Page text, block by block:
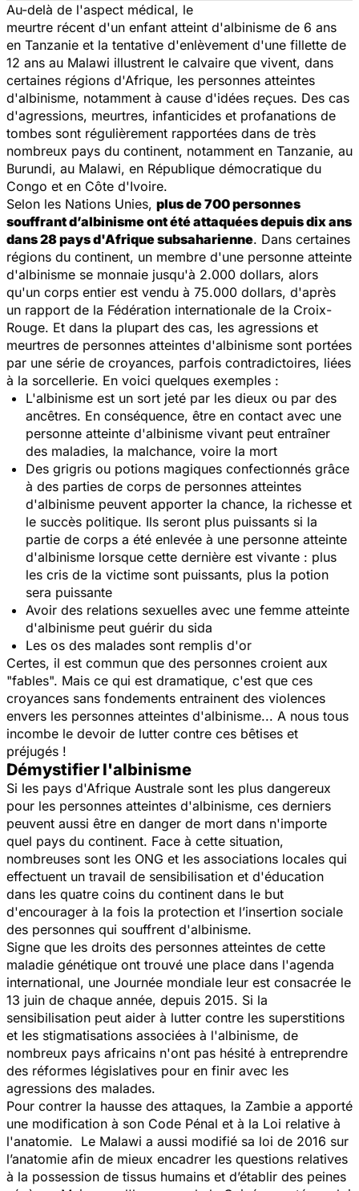
Au-delà de l'aspect médical, le
meurtre récent d'un enfant atteint d'albinisme de 6 ans
en Tanzanie et la tentative d'enlèvement d'une fillette de
12 ans au Malawi illustrent le calvaire que vivent, dans
certaines régions d'Afrique, les personnes atteintes
d'albinisme, notamment à cause d'idées reçues. Des cas
d'agressions, meurtres, infanticides et profanations de
tombes sont régulièrement rapportées dans de très
nombreux pays du continent, notamment en Tanzanie, au
Burundi, au Malawi, en République démocratique du
Congo et en Côte d'Ivoire.
Selon les Nations Unies, plus de 700 personnes
souffrant d’albinisme ont été attaquées depuis dix ans
dans 28 pays d'Afrique subsaharienne. Dans certaines
régions du continent, un membre d'une personne atteinte
d'albinisme se monnaie jusqu'à 2.000 dollars, alors
qu'un corps entier est vendu à 75.000 dollars, d'après
un rapport de la Fédération internationale de la Croix-
Rouge. Et dans la plupart des cas, les agressions et
meurtres de personnes atteintes d'albinisme sont portées
par une série de croyances, parfois contradictoires, liées
à la sorcellerie. En voici quelques exemples :
L'albinisme est un sort jeté par les dieux ou par des
ancêtres. En conséquence, être en contact avec une
personne atteinte d'albinisme vivant peut entraîner
des maladies, la malchance, voire la mort
Des grigris ou potions magiques confectionnés grâce
à des parties de corps de personnes atteintes
d'albinisme peuvent apporter la chance, la richesse et
le succès politique. Ils seront plus puissants si la
partie de corps a été enlevée à une personne atteinte
d'albinisme lorsque cette dernière est vivante : plus
les cris de la victime sont puissants, plus la potion
sera puissante
Avoir des relations sexuelles avec une femme atteinte
d'albinisme peut guérir du sida
Les os des malades sont remplis d'or
Certes, il est commun que des personnes croient aux
"fables". Mais ce qui est dramatique, c'est que ces
croyances sans fondements entrainent des violences
envers les personnes atteintes d'albinisme... A nous tous
incombe le devoir de lutter contre ces bêtises et
préjugés !
Démystifier l'albinisme
Si les pays d'Afrique Australe sont les plus dangereux
pour les personnes atteintes d'albinisme, ces derniers
peuvent aussi être en danger de mort dans n'importe
quel pays du continent. Face à cette situation,
nombreuses sont les ONG et les associations locales qui
effectuent un travail de sensibilisation et d'éducation
dans les quatre coins du continent dans le but
d'encourager à la fois la protection et l’insertion sociale
des personnes qui souffrent d'albinisme.
Signe que les droits des personnes atteintes de cette
maladie génétique ont trouvé une place dans l'agenda
international, une Journée mondiale leur est consacrée le
13 juin de chaque année, depuis 2015. Si la
sensibilisation peut aider à lutter contre les superstitions
et les stigmatisations associées à l'albinisme, de
nombreux pays africains n'ont pas hésité à entreprendre
des réformes législatives pour en finir avec les
agressions des malades.
Pour contrer la hausse des attaques, la Zambie a apporté
une modification à son Code Pénal et à la Loi relative à
l'anatomie. Le Malawi a aussi modifié sa loi de 2016 sur
l’anatomie afin de mieux encadrer les questions relatives
à la possession de tissus humains et d’établir des peines